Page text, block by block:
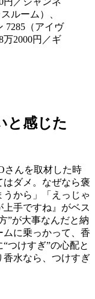
と感じた
さんを取材した時
ダメ。なぜなら褒
から」「えっじゃ
手ですね』がベス
”が大事なんだと納
に乗っかって、香
つけすぎ”の心配と
香水なら、つけすぎ